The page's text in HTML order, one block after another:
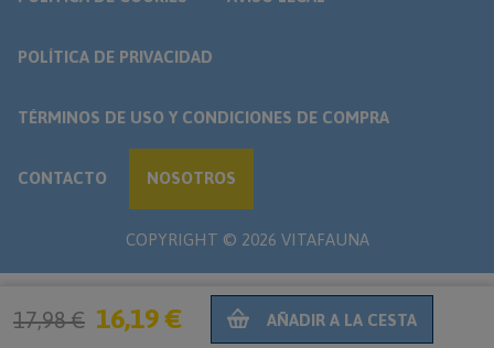
17,98 € 16,19 € AÑADIR A LA CESTA
POLÍTICA DE PRIVACIDAD
TÉRMINOS DE USO Y CONDICIONES DE COMPRA
CONTACTO NOSOTROS
COPYRIGHT © 2026 VITAFAUNA